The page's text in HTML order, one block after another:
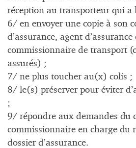
réception au transporteur qui a
6/ en envoyer une copie à son
d’assurance, agent d’assurance
commissionnaire de transport
assurés) ;
7/ ne plus toucher au(x) colis ;
8/ le(s) préserver pour éviter
;
9/ répondre aux demandes du
commissionnaire en charge du
dossier d’assurance.